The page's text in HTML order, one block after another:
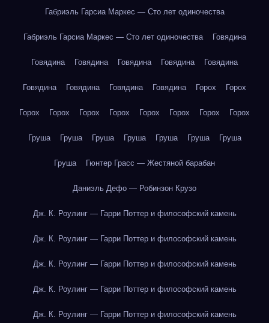
Габриэль Гарсиа Маркес — Сто лет одиночества
Габриэль Гарсиа Маркес — Сто лет одиночества Говядина
Говядина Говядина Говядина Говядина Говядина
Говядина Говядина Говядина Говядина Горох Горох
Горох Горох Горох Горох Горох Горох Горох Горох
Груша Груша Груша Груша Груша Груша Груша
Груша Гюнтер Грасс — Жестяной барабан
Даниэль Дефо — Робинзон Крузо
Дж. К. Роулинг — Гарри Поттер и философский камень
Дж. К. Роулинг — Гарри Поттер и философский камень
Дж. К. Роулинг — Гарри Поттер и философский камень
Дж. К. Роулинг — Гарри Поттер и философский камень
Дж. К. Роулинг — Гарри Поттер и философский камень